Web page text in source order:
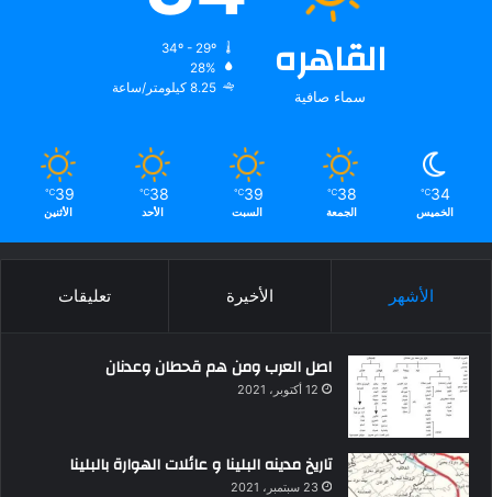
القاهره
سماء صافية
28%
8.25 كيلومتر/ساعة
34
℃
الخميس
38
℃
الجمعة
39
℃
السبت
38
℃
الأحد
39
℃
الأثنين
الأشهر الأخيرة تعليقات
اصل العرب ومن هم قحطان وعدنان
12 أكتوبر، 2021
تاريخ مدينه البلينا و عائلات الهوارة بالبلينا
23 سبتمبر، 2021